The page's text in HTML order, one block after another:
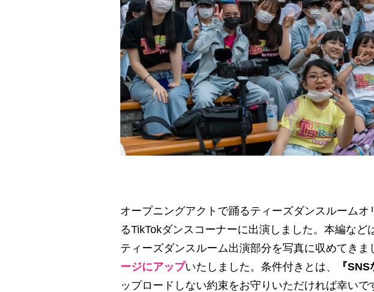
オープニングアクトで踊るティーズダンスルーム
るTikTokダンスコーナーに出演しました。本編な
ティーズダンスルーム出演部分を写真に収めてき
ージにアップいたしました。条件付きとは、 『
ップロードしない約束をお守りいただければ幸いで